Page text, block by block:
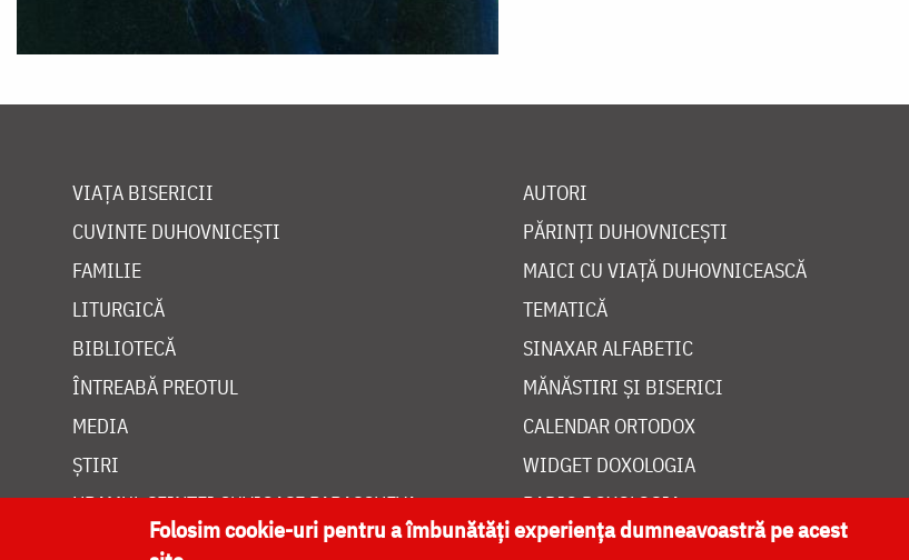
VIAȚA BISERICII
CUVINTE DUHOVNICEȘTI
FAMILIE
LITURGICĂ
BIBLIOTECĂ
ÎNTREABĂ PREOTUL
MEDIA
ȘTIRI
HRAMUL SFINTEI CUVIOASE PARASCHEVA
AUTORI
PĂRINȚI DUHOVNICEȘTI
MAICI CU VIAȚĂ DUHOVNICEASCĂ
TEMATICĂ
SINAXAR ALFABETIC
MĂNĂSTIRI ȘI BISERICI
CALENDAR ORTODOX
WIDGET DOXOLOGIA
RADIO DOXOLOGIA
Folosim cookie-uri pentru a îmbunătăți experiența dumneavoastră pe acest